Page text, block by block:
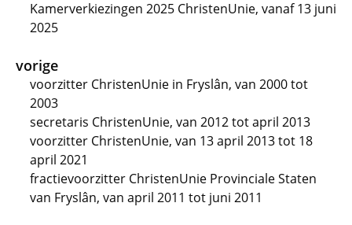
Kamerverkiezingen 2025 ChristenUnie, vanaf 13 juni
2025
vorige
voorzitter ChristenUnie in Fryslân, van 2000 tot
2003
secretaris ChristenUnie, van 2012 tot april 2013
voorzitter ChristenUnie, van 13 april 2013 tot 18
april 2021
fractievoorzitter ChristenUnie Provinciale Staten
van Fryslân, van april 2011 tot juni 2011